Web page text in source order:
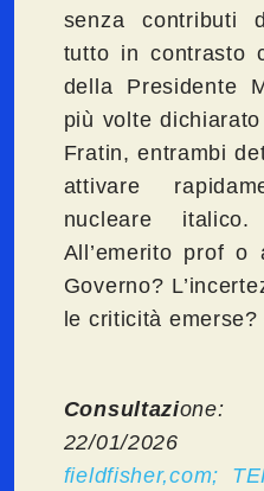
senza contributi
tutto in contrasto
della Presidente
più volte
Fratin, entrambi
attivare
nucleare
All’emerito prof o
Governo?
le criticità
Consultazione:
22/01/
fieldfisher,com;